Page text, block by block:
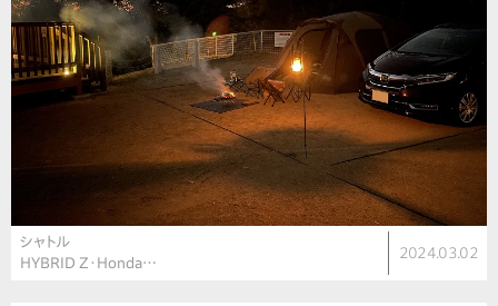
シャトル
HYBRID Z・Honda…
2024.03.02